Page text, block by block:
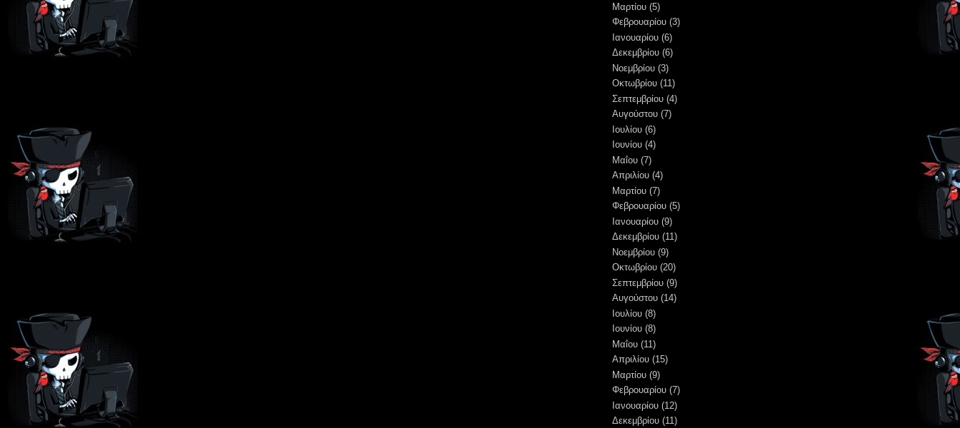
Μαρτίου (5)
Φεβρουαρίου (3)
Ιανουαρίου (6)
Δεκεμβρίου (6)
Νοεμβρίου (3)
Οκτωβρίου (11)
Σεπτεμβρίου (4)
Αυγούστου (7)
Ιουλίου (6)
Ιουνίου (4)
Μαΐου (7)
Απριλίου (4)
Μαρτίου (7)
Φεβρουαρίου (5)
Ιανουαρίου (9)
Δεκεμβρίου (11)
Νοεμβρίου (9)
Οκτωβρίου (20)
Σεπτεμβρίου (9)
Αυγούστου (14)
Ιουλίου (8)
Ιουνίου (8)
Μαΐου (11)
Απριλίου (15)
Μαρτίου (9)
Φεβρουαρίου (7)
Ιανουαρίου (12)
Δεκεμβρίου (11)